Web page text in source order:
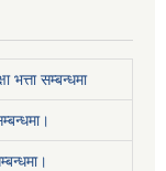
सम्बन्धमा